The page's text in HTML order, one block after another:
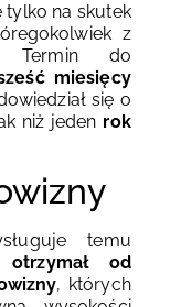
tylko na skutek
z
Termin do
miesięcy
się o
niż jeden rok
temu
otrzymał od
, których